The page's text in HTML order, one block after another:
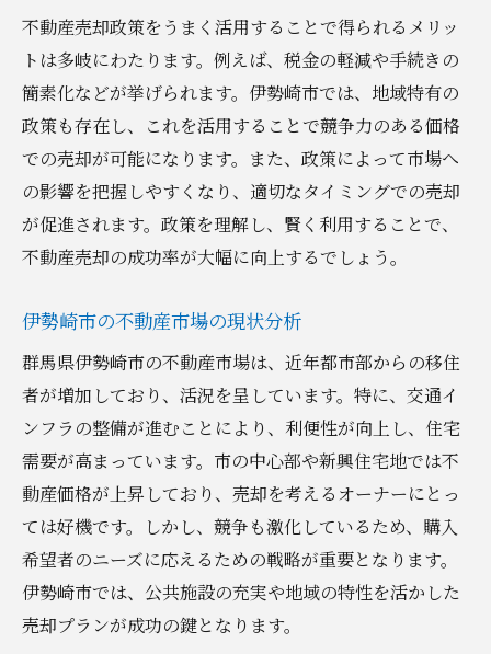
政策変更と売却タイミングの関係
市場動向を踏まえたタイミング調整
売却価値を最大化する時期選び
市場価値を最大化するための伊勢崎市の不動産
売却戦略
市場調査による価格設定の重要性
競争力のある物件価値の見極め方
政策を考慮した市場価値の分析
不動産価値を上げるためのリフォーム提案
価格交渉における戦略的アプローチ
専門家のアドバイスで不動産売却を最適化する
方法
不動産専門家に相談するメリット
不動産エージェントの選び方
専門家の視点から見た売却戦略
政策変更時のプロのアドバイス活用法
専門家による価格設定の助言
不動産売却政策をうまく活用することで得られるメリッ
トは多岐にわたります。例えば、税金の軽減や手続きの
簡素化などが挙げられます。伊勢崎市では、地域特有の
政策も存在し、これを活用することで競争力のある価格
での売却が可能になります。また、政策によって市場へ
の影響を把握しやすくなり、適切なタイミングでの売却
が促進されます。政策を理解し、賢く利用することで、
不動産売却の成功率が大幅に向上するでしょう。
伊勢崎市の不動産市場の現状分析
群馬県伊勢崎市の不動産市場は、近年都市部からの移住
者が増加しており、活況を呈しています。特に、交通イ
ンフラの整備が進むことにより、利便性が向上し、住宅
需要が高まっています。市の中心部や新興住宅地では不
動産価格が上昇しており、売却を考えるオーナーにとっ
ては好機です。しかし、競争も激化しているため、購入
希望者のニーズに応えるための戦略が重要となります。
伊勢崎市では、公共施設の充実や地域の特性を活かした
売却プランが成功の鍵となります。